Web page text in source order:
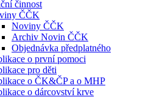
činnost
ČČK
Noviny ČČK
Archiv Novin ČČK
Objednávka předplatného
o první pomoci
pro děti
o ČK&ČP a o MHP
o dárcovství krve